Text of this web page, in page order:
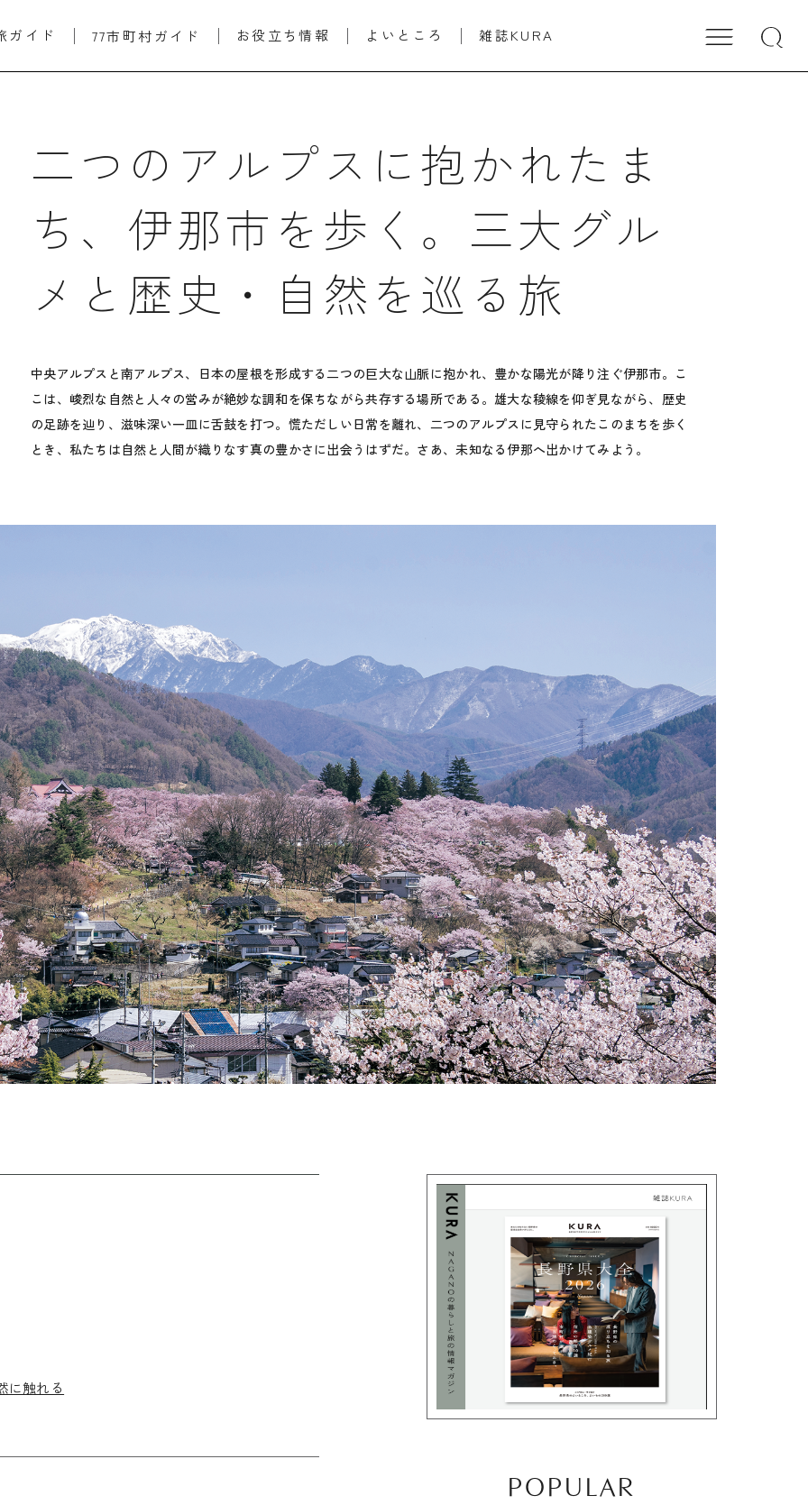
ガイド 77市町村ガイド お役立ち情報 よいところ 雑誌KURA
二つのアルプスに抱かれたま
ち、伊那市を歩く。三大グル
メと歴史・自然を巡る旅
中央アルプスと南アルプス、日本の屋根を形成する二つの巨大な山脈に抱かれ、豊かな陽光が降り注ぐ伊那市。こ
こは、峻烈な自然と人々の営みが絶妙な調和を保ちながら共存する場所である。雄大な稜線を仰ぎ見ながら、歴史
の足跡を辿り、滋味深い一皿に舌鼓を打つ。慌ただしい日常を離れ、二つのアルプスに見守られたこのまちを歩く
とき、私たちは自然と人間が織りなす真の豊かさに出会うはずだ。さあ、未知なる伊那へ出かけてみよう。
に触れる
POPULAR